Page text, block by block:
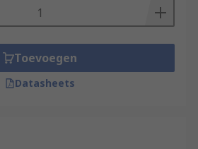
Toevoegen
Datasheets